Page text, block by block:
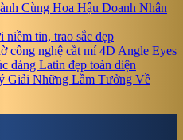
Cùng Hoa Hậu Doanh Nhân
tin, trao sắc đẹp
công nghệ cắt mí 4D Angle Eyes
dáng Latin đẹp toàn diện
Giải Những Lầm Tưởng Về